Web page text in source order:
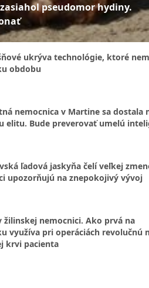
pseudomor hydiny.
ukrýva technológie, ktoré
obdobu
nemocnica v Martine sa dostala
elitu. Bude preverovať umelú
ľadová jaskyňa čelí veľkej
upozorňujú na znepokojivý vývoj
žilinskej nemocnici. Ako prvá na
využíva pri operáciách revolučnú
krvi pacienta